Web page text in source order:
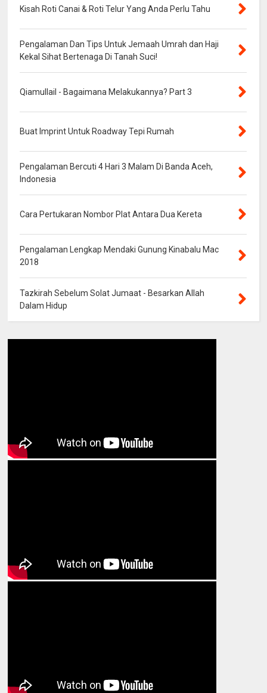
Kisah Roti Canai & Roti Telur Yang Anda Perlu Tahu
Pengalaman Dan Tips Untuk Jemaah Umrah dan Haji
Kekal Sihat Bertenaga Di Tanah Suci!
Qiamullail - Bagaimana Melakukannya? Part 3
Buat Imprint Untuk Roadway Tepi Rumah
Pengalaman Bercuti 4 Hari 3 Malam Di Banda Aceh,
Indonesia
Cara Pertukaran Nombor Plat Antara Dua Kereta
Pengalaman Lengkap Mendaki Gunung Kinabalu Mac
2018
Tazkirah Sebelum Solat Jumaat - Besarkan Allah
Dalam Hidup